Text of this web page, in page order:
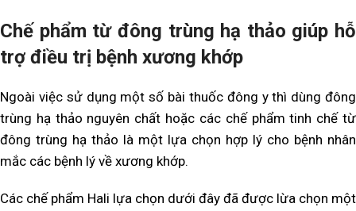
Chế phẩm từ đông trùng hạ thảo giúp hỗ
trợ điều trị bệnh xương khớp
Ngoài việc sử dụng một số bài thuốc đông y thì dùng đông
trùng hạ thảo nguyên chất hoặc các chế phẩm tinh chế từ
đông trùng hạ thảo là một lựa chọn hợp lý cho bệnh nhân
mắc các bệnh lý về xương khớp.
Các chế phẩm Hali lựa chọn dưới đây đã được lừa chọn một